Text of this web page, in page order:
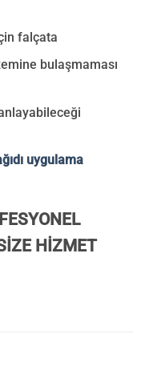
falçata
bulaşmaması
uygulama
HİZMET